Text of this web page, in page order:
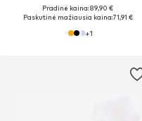
Pradinė kaina: 89,90 €
Paskutinė mažiausia kaina:71,91 €
+1